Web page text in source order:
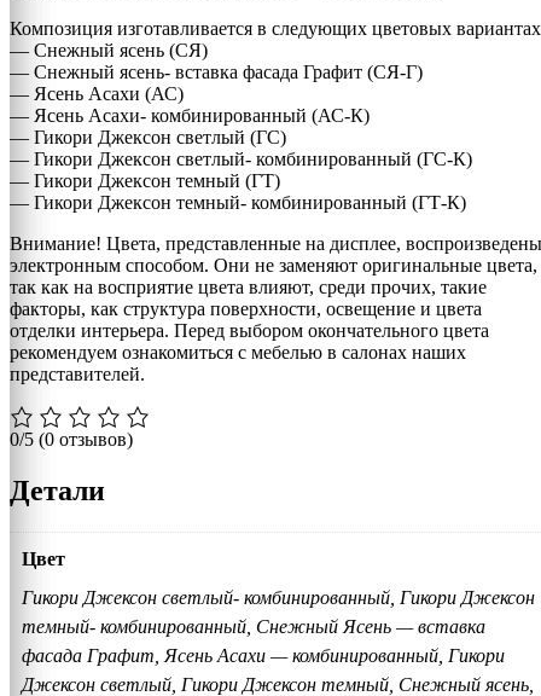
Композиция изготавливается в следующих цветовых
— Снежный ясень (СЯ)
— Снежный ясень- вставка фасада Графит (СЯ-Г)
— Ясень Асахи (АС)
— Ясень Асахи- комбинированный (АС-К)
— Гикори Джексон светлый (ГС)
— Гикори Джексон светлый- комбинированный (ГС-К)
— Гикори Джексон темный (ГТ)
— Гикори Джексон темный- комбинированный (ГТ-К)
Внимание! Цвета, представленные на дисплее, воспроизведены
электронным способом. Они не заменяют оригинальные цвета,
так как на восприятие цвета влияют, среди прочих, такие
факторы, как структура поверхности, освещение и цвета
отделки интерьера. Перед выбором окончательного цвета
рекомендуем ознакомиться с мебелью в салонах наших
представителей.
0/5 (0 отзывов)
Детали
Цвет
Гикори Джексон светлый- комбинированный, Гикори Джексон
темный- комбинированный, Снежный Ясень — вставка
фасада Графит, Ясень Асахи — комбинированный, Гикори
Джексон светлый, Гикори Джексон темный, Снежный ясень,